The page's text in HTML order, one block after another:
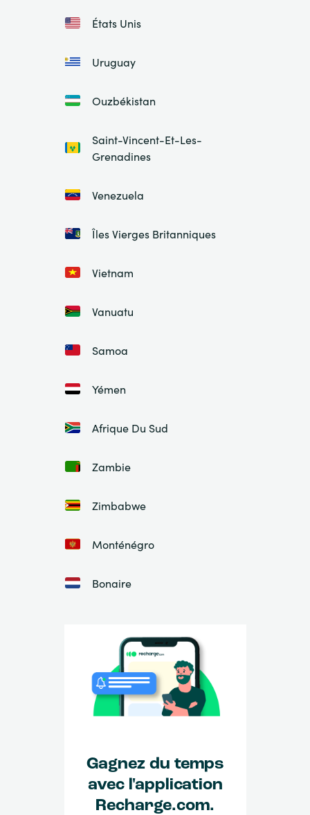
États Unis
Uruguay
Ouzbékistan
Saint-Vincent-Et-Les-
Grenadines
Venezuela
Îles Vierges Britanniques
Vietnam
Vanuatu
Samoa
Yémen
Afrique Du Sud
Zambie
Zimbabwe
Monténégro
Bonaire
Gagnez du temps
avec l'application
Recharge.com.